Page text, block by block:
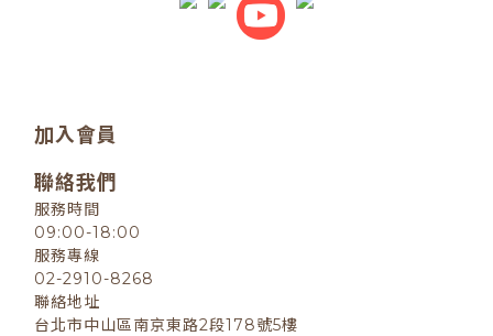
加入會員
聯絡我們
服務時間
09:00-18:00
服務專線
02-2910-8268
聯絡地址
台北市中山區南京東路2段178號5樓